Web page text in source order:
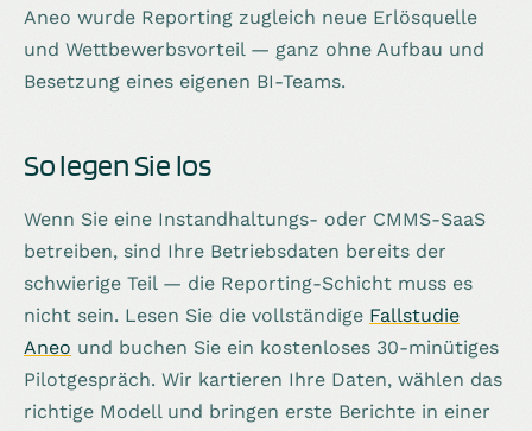
Aneo wurde Reporting zugleich neue Erlösquelle
und Wettbewerbsvorteil — ganz ohne Aufbau und
Besetzung eines eigenen BI-Teams.
So legen Sie los
Wenn Sie eine Instandhaltungs- oder CMMS-SaaS
betreiben, sind Ihre Betriebsdaten bereits der
schwierige Teil — die Reporting-Schicht muss es
nicht sein. Lesen Sie die vollständige Fallstudie
Aneo und buchen Sie ein kostenloses 30-minütiges
Pilotgespräch. Wir kartieren Ihre Daten, wählen das
richtige Modell und bringen erste Berichte in einer